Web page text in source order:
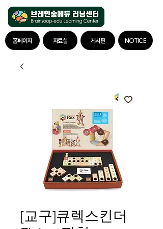
자료실 게시판 NOTICE
홈페이지
[교구]큐렉스킨더